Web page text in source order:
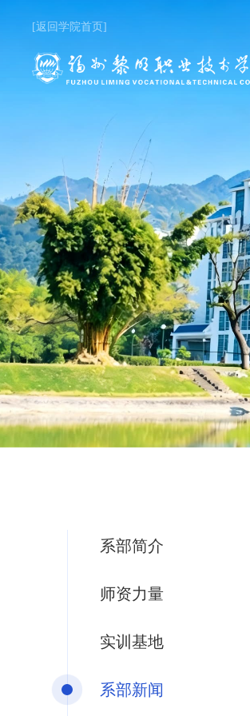
[返回学院首页]
系部简介
师资力量
实训基地
系部新闻